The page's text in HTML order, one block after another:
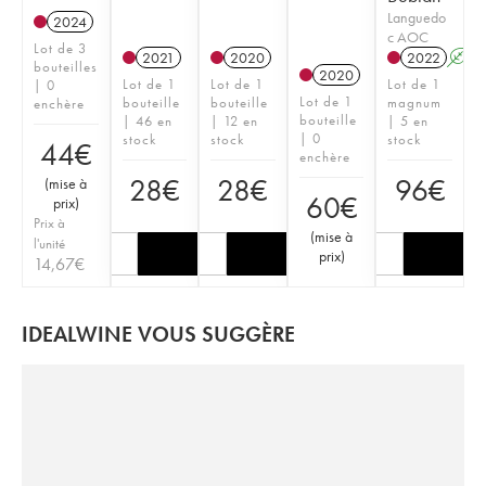
2024
Lot de 3
bouteilles
| 0
enchère
44€
(mise à
prix)
Prix à
l'unité
14,67€
2021
Lot de 1
bouteille
| 46 en
stock
28€
2020
Lot de 1
bouteille
| 12 en
stock
28€
2020
Lot de 1
bouteille
| 0
enchère
60€
(mise à
prix)
Languedo
c AOC
2022 A
Lot de 1
magnum
| 5 en
stock
96€
IDEALWINE VOUS SUGGÈRE